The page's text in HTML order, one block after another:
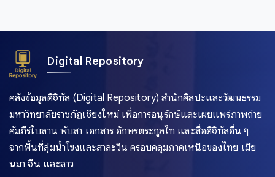
Digital Repository
คลังข้อมูลดิจิทัล (Digital Repository) สำนักศิลปะและวัฒนธรรม
มหาวิทยาลัยราชภัฏเชียงใหม่ เพื่อการอนุรักษ์และเผยแพร่ภาพถ่าย
คัมภีร์ใบลาน พับสา เอกสาร อักษรตระกูลไท และสื่อดิจิทัลอื่น ๆ
จากพื้นที่ลุ่มน้ำโขงและสาละวิน ครอบคลุมภาคเหนือของไทย เมีย
นมา จีน และลาว